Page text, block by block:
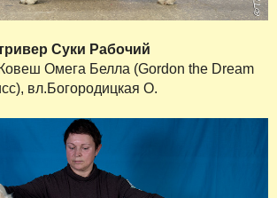
Суки Рабочий
Омега Белла (Gordon the Dream
вл.Богородицкая О.